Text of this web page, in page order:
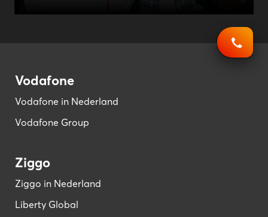
Vodafone
Vodafone in Nederland
Vodafone Group
Ziggo
Ziggo in Nederland
Liberty Global